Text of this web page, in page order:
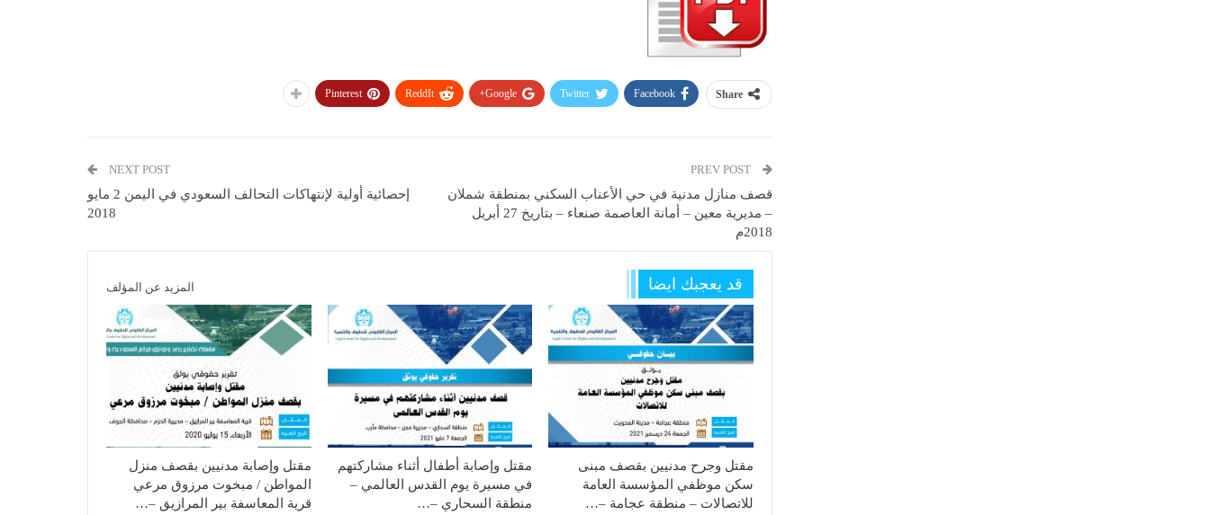
Share
Facebook
Twitter
Google+
ReddIt
Pinterest
PREV POST
قصف منازل مدنية في حي الأعناب السكني بمنطقة شملان
– مديرية معين – أمانة العاصمة صنعاء – بتاريخ 27 أبريل
2018م
NEXT POST
إحصائية أولية لإنتهاكات التحالف السعودي في اليمن 2 مايو
2018
قد يعجبك ايضا المزيد عن المؤلف
مقتل وجرح مدنيين بقصف مبنى
سكن موظفي المؤسسة العامة
للاتصالات – منطقة عجامة –…
مقتل وإصابة أطفال أثناء مشاركتهم
في مسيرة يوم القدس العالمي –
منطقة السحاري –…
مقتل وإصابة مدنيين بقصف منزل
المواطن / مبخوت مرزوق مرعي
قرية المعاسفة بير المرازيق –…